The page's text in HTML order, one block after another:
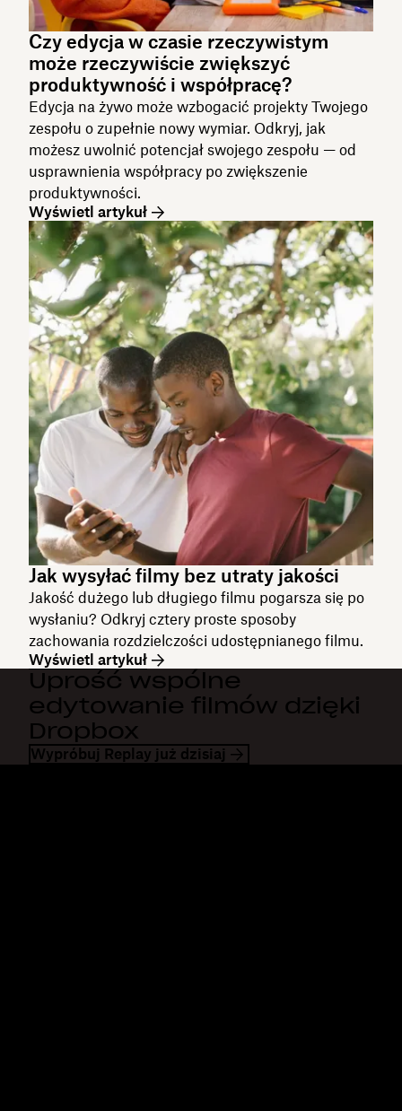
Czy edycja w czasie rzeczywistym
może rzeczywiście zwiększyć
produktywność i współpracę?
Edycja na żywo może wzbogacić projekty Twojego
zespołu o zupełnie nowy wymiar. Odkryj, jak
możesz uwolnić potencjał swojego zespołu — od
usprawnienia współpracy po zwiększenie
produktywności.
Wyświetl artykuł
Jak wysyłać filmy bez utraty jakości
Jakość dużego lub długiego filmu pogarsza się po
wysłaniu? Odkryj cztery proste sposoby
zachowania rozdzielczości udostępnianego filmu.
Wyświetl artykuł
Uprość wspólne
edytowanie filmów dzięki
Dropbox
Wypróbuj Replay już dzisiaj